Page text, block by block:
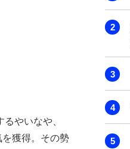
やいなや、
獲得。その勢